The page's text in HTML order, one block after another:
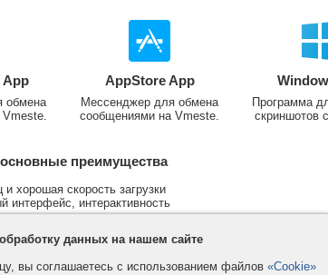
App
обмена
AppStore App
Мессенджер для обмена
сообщениями на Vmeste.
Программа
скриншотов с
преимущества
хорошая скорость загрузки
интерфейс, интерактивность
рекламу
сообществах
типов и больших файлов
данных на нашем сайте
вы соглашаетесь с использованием файлов «Cookie»